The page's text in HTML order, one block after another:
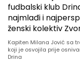
Kapiten Milana Jović sa
koji je osvojila prije
Drina